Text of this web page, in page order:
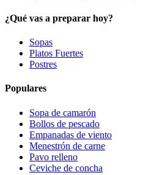
¿Qué vas a preparar hoy?
Sopas
Platos Fuertes
Postres
Populares
Sopa de camarón
Bollos de pescado
Empanadas de viento
Menestrón de carne
Pavo relleno
Ceviche de concha